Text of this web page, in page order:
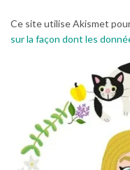
Ce site utilise Akismet
sur la façon dont les